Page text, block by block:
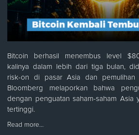
Bitcoin berhasil menembus level
kalinya dalam lebih dari tiga bulan,
risk-on di pasar Asia dan pemulihan
Bloomberg melaporkan bahwa
dengan penguatan saham-saham Asia
tertinggi.
Read more…